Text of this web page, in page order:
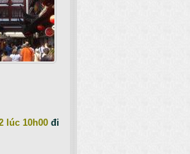
lúc 10h00 đi